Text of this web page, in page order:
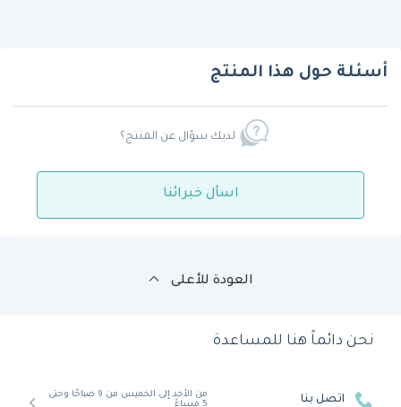
أسئلة حول هذا المنتج
لديك سؤال عن المنتج؟
اسأل خبرائنا
العودة للأعلى
نحن دائماً هنا للمساعدة
اتصل بنا
من الأحد إلى الخميس من 9 صباحًا وحتى
5 مساءً